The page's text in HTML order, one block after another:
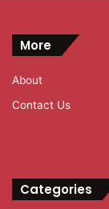
More
About
Contact Us
Categories